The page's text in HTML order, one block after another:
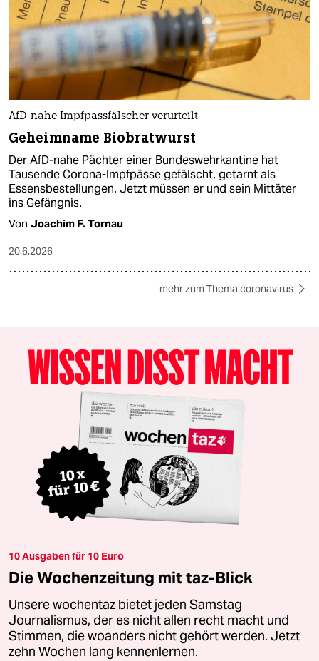
AfD-nahe Impfpassfälscher verurteilt
Geheimname Biobratwurst
Der AfD-nahe Pächter einer Bundeswehrkantine hat
Tausende Corona-Impfpässe gefälscht, getarnt als
Essensbestellungen. Jetzt müssen er und sein Mittäter
ins Gefängnis.
Von Joachim F. Tornau
20.6.2026
mehr zum Thema coronavirus
10 Ausgaben für 10 Euro
Die Wochenzeitung mit taz-Blick
Unsere wochentaz bietet jeden Samstag
Journalismus, der es nicht allen recht macht und
Stimmen, die woanders nicht gehört werden. Jetzt
zehn Wochen lang kennenlernen.